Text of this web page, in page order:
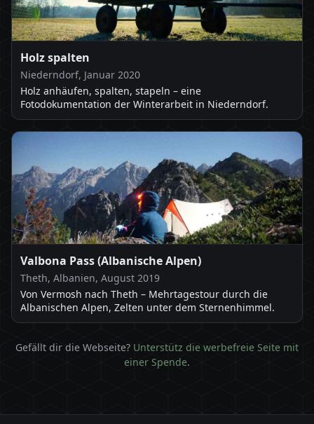
Holz spalten
Niederndorf, Januar 2020
Holz anhäufen, spalten, stapeln – eine
Fotodokumentation der Winterarbeit in Niederndorf.
Valbona Pass (Albanische Alpen)
Theth, Albanien, August 2019
Von Vermosh nach Theth – Mehrtagestour durch die
Albanischen Alpen, Zelten unter dem Sternenhimmel.
Gefällt dir die Webseite? Unterstütz die werbefreie Seite mit
einer Spende.